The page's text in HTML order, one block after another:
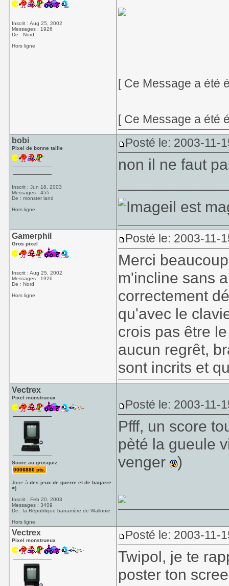
Inscrit : Aug 25, 2002
Messages : 1926
De : Nord
Hors ligne
[ Ce Message a été
[ Ce Message a été
bobi
Pixel de bonne taille
Inscrit : Jun 18, 2003
Messages : 455
De : monster land
Hors ligne
Posté le: 2003-11-
non il ne faut
il est
Gamerphil
Gros pixel
Inscrit : Aug 25, 2002
Messages : 1926
De : Nord
Hors ligne
Posté le: 2003-11-
Merci
m'incline sans
correctement
qu'avec le
crois pas être
aucun regrêt,
sont incrits et
Vectrex
Pixel monstrueux
Score au grosquiz
0006880 pts.
Joue àdes jeux de guerre et de bagarre
=)
Inscrit : Feb 20, 2003
Messages : 3409
De : la République bananière de Wallonie
Hors ligne
Posté le: 2003-11-
Pfff, un score
pèté la gueule
venger )
Vectrex
Pixel monstrueux Posté le: 2003-11-
Twipol, je te
poster ton